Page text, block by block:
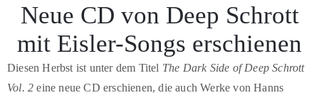
Neue CD von Deep Schrott
mit Eisler-Songs erschienen
Diesen Herbst ist unter dem Titel The Dark Side of Deep Schrott
Vol. 2 eine neue CD erschienen, die auch Werke von Hanns